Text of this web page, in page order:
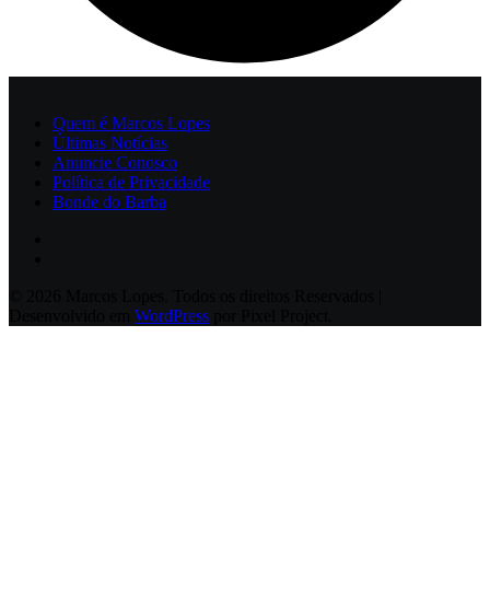
Quem é Marcos Lopes
Últimas Notícias
Anuncie Conosco
Política de Privacidade
Bonde do Barba
WordPress